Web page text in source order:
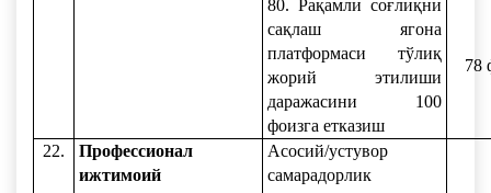
80. Рақамли соғлиқни
сақлаш ягона
платформаси тўлиқ
жорий этилиши
даражасини 100
фоизга етказиш
78
22.
Профессионал
ижтимоий
Асосий/устувор
самарадорлик